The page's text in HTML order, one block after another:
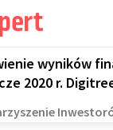
wyników
2020 r.